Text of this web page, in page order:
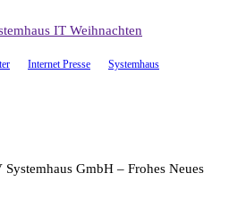
Internet Presse Systemhaus
GmbH – Frohes Neues